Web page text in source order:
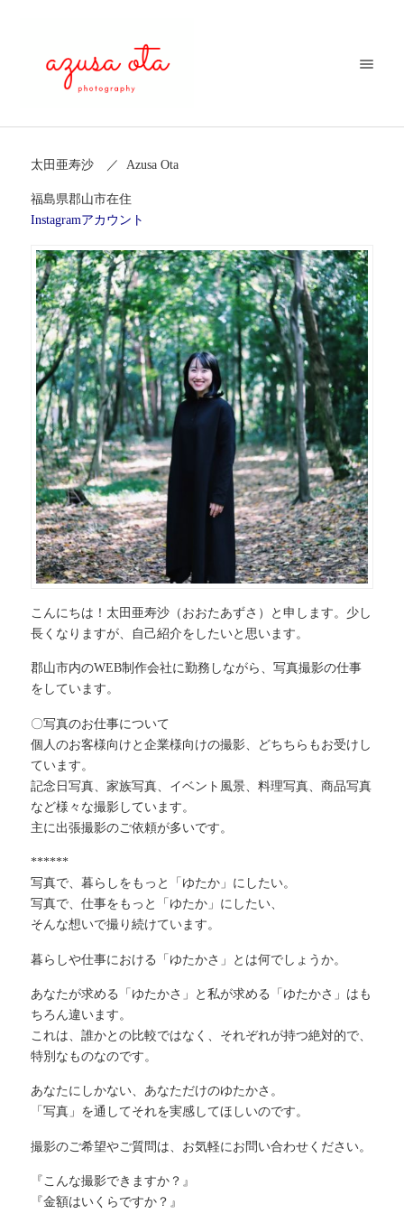
太田亜寿沙 ／ Azusa Ota
福島県郡山市在住
Instagramアカウント
こんにちは！太田亜寿沙（おおたあずさ）と申します。少し
長くなりますが、自己紹介をしたいと思います。
郡山市内のWEB制作会社に勤務しながら、写真撮影の仕事
をしています。
〇写真のお仕事について
個人のお客様向けと企業様向けの撮影、どちちらもお受けし
ています。
記念日写真、家族写真、イベント風景、料理写真、商品写真
など様々な撮影しています。
主に出張撮影のご依頼が多いです。
******
写真で、暮らしをもっと「ゆたか」にしたい。
写真で、仕事をもっと「ゆたか」にしたい、
そんな想いで撮り続けています。
暮らしや仕事における「ゆたかさ」とは何でしょうか。
あなたが求める「ゆたかさ」と私が求める「ゆたかさ」はも
ちろん違います。
これは、誰かとの比較ではなく、それぞれが持つ絶対的で、
特別なものなのです。
あなたにしかない、あなただけのゆたかさ。
「写真」を通してそれを実感してほしいのです。
撮影のご希望やご質問は、お気軽にお問い合わせください。
『こんな撮影できますか？』
『金額はいくらですか？』